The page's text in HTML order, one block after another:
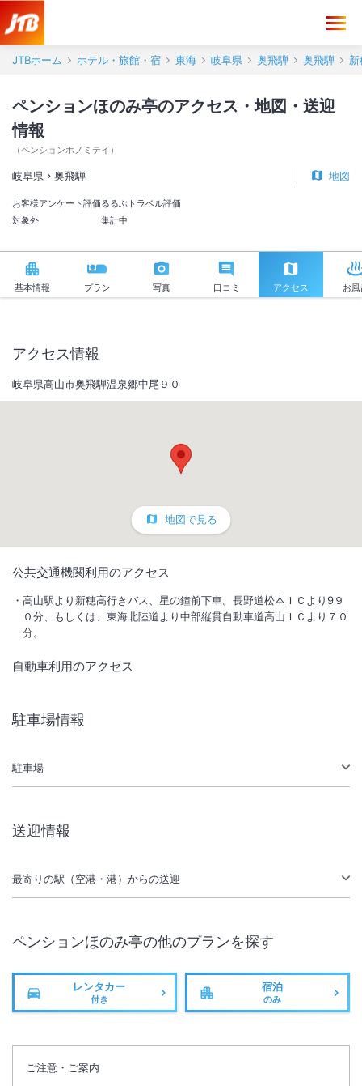
JTBホーム ホテル・旅館・宿 東海 岐阜県 奥飛騨 奥飛騨
ペンションほのみ亭のアクセス・地図・送迎
情報
（ペンションホノミテイ ）
岐阜県 奥飛騨 地図
お客様アンケート評価
対象外
るるぶトラベル評価
集計中
基本情報 プラン 写真 口コミ アクセス お
二つの貸切露天風呂と北アルプスの絶景のロケーションを満喫！部屋ご
露天風呂あり
アクセス情報
岐阜県高山市奥飛騨温泉郷中尾９０
地図で見る
公共交通機関利用のアクセス
高山駅より新穂高行きバス、星の鐘前下車。長野道松本ＩＣより9９
０分、もしくは、東海北陸道より中部縦貫自動車道高山ＩＣより７０
分。
自動車利用のアクセス
駐車場情報
駐車場
送迎情報
最寄りの駅（空港・港）からの送迎
ペンションほのみ亭の他のプランを探す
レンタカー
付き
宿泊
のみ
ご注意・ご案内